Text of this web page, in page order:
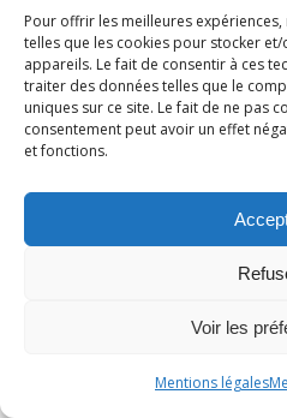
Pour offrir les meilleures
telles que les cookies pour stocker
appareils. Le fait de consentir à ces
traiter des données telles que le
uniques sur ce site. Le fait de ne pas
consentement peut avoir un effet
et fonctions.
Voir les
Mentions légales
éléments à des tiers
prestataire.
Aucune partie ne
usage du nom, de la
accord préalable et
Par dérogation à ce qui
dénomination, des
l’acheteur en cours de